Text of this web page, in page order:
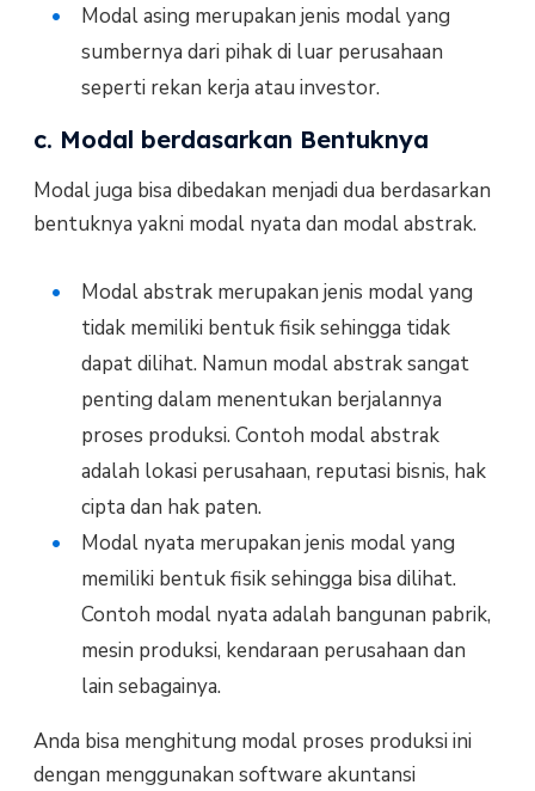
Modal asing merupakan jenis modal yang
sumbernya dari pihak di luar perusahaan
seperti rekan kerja atau investor.
c. Modal berdasarkan Bentuknya
Modal juga bisa dibedakan menjadi dua berdasarkan
bentuknya yakni modal nyata dan modal abstrak.
Modal abstrak merupakan jenis modal yang
tidak memiliki bentuk fisik sehingga tidak
dapat dilihat. Namun modal abstrak sangat
penting dalam menentukan berjalannya
proses produksi. Contoh modal abstrak
adalah lokasi perusahaan, reputasi bisnis, hak
cipta dan hak paten.
Modal nyata merupakan jenis modal yang
memiliki bentuk fisik sehingga bisa dilihat.
Contoh modal nyata adalah bangunan pabrik,
mesin produksi, kendaraan perusahaan dan
lain sebagainya.
Anda bisa menghitung modal proses produksi ini
dengan menggunakan software akuntansi